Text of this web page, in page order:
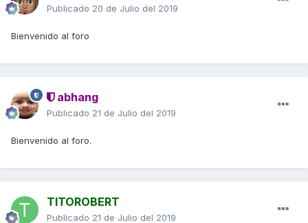
Publicado 20 de Julio del 2019
Bienvenido al foro
abhang
Publicado 21 de Julio del 2019
Bienvenido al foro.
TITOROBERT
Publicado 21 de Julio del 2019